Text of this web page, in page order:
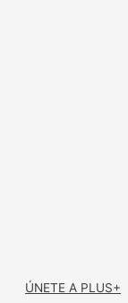
ÚNETE A PLUS+